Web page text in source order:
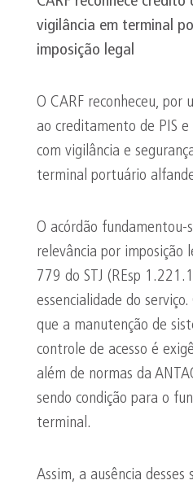
vigilância em terminal
imposição legal
O CARF reconheceu, por
ao creditamento de PIS e
com vigilância e
terminal portuário
O acórdão fundamentou-
relevância por imposição
779 do STJ (REsp
essencialidade do
que a manutenção de
controle de acesso é
além de normas da
sendo condição para o
terminal.
Assim, a ausência desses